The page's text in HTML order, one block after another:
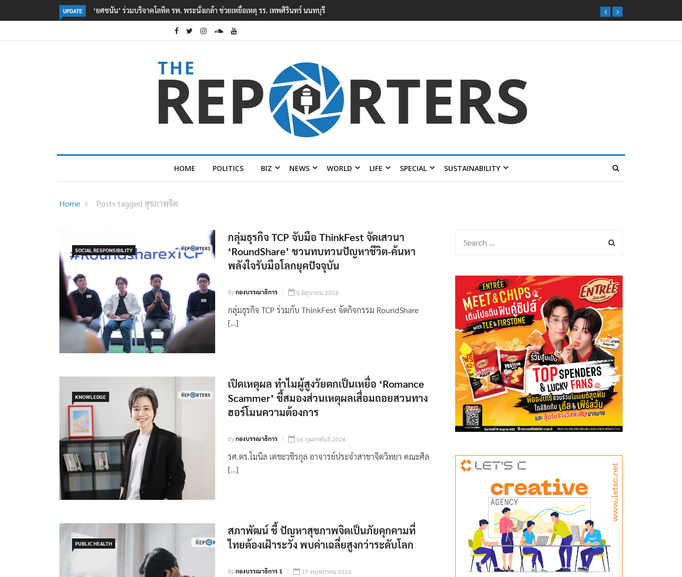
UPDATE ตร. อยู่ระหว่างสอบสวนแรงจูงใจ เหตุยิงในโรงเรียนเทพศิรินทร์ นนทบุรี พบเด็กก่อเหตุเครียดเรื่องเรียน
HOME POLITICS BIZ NEWS WORLD LIFE SPECIAL SUSTAINABILITY
Home Posts tagged สุขภาพจิต
SOCIAL RESPONSIBILITY
กลุ่มธุรกิจ TCP จับมือ ThinkFest จัดเสวนา
‘RoundShare’ ชวนทบทวนปัญหาชีวิต-ค้นหา
พลังใจรับมือโลกยุคปัจจุบัน
Byกองบรรณาธิการ 9 มิถุนายน 2026
กลุ่มธุรกิจ TCP ร่วมกับ ThinkFest จัดกิจกรรม RoundShare
[…]
KNOWLEDGE
เปิดเหตุผล ทำไมผู้สูงวัยตกเป็นเหยื่อ ‘Romance
Scammer’ ชี้สมองส่วนเหตุผลเสื่อมถอยสวนทาง
ฮอร์โมนความต้องการ
Byกองบรรณาธิการ 16 กุมภาพันธ์ 2026
รศ.ดร.โมนิล เตชะวชิรกุล อาจารย์ประจำสาขาจิตวิทยา คณะศิล
[…]
PUBLIC HEALTH
สภาพัฒน์ ชี้ ปัญหาสุขภาพจิตเป็นภัยคุกคามที่
ไทยต้องเฝ้าระวัง พบค่าเฉลี่ยสูงกว่าระดับโลก
Byกองบรรณาธิการ 1 27 พฤษภาคม 2024